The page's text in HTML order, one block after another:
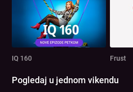
IQ 160 Frust
Pogledaj u jednom vikendu